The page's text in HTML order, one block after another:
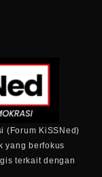
(Forum KiSSNed)
yang berfokus
terkait dengan